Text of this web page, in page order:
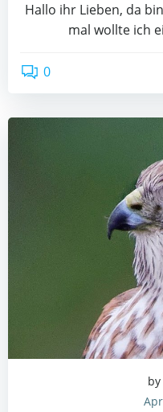
Hallo ihr Lieben, da
mal wollte ich
0
by